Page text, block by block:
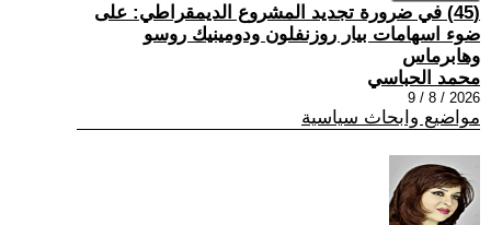
(45) في ضرورة تجديد المشروع الديمقراطي: على
ضوء اسهامات بيار روزنفلون ودومينيك روسو
وهابرماس
محمد الحباسي
2026 / 8 / 9
مواضيع وابحاث سياسية